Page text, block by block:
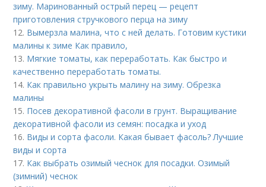
зиму. Маринованный острый перец — рецепт
приготовления стручкового перца на зиму
12. Вымерзла малина, что с ней делать. Готовим кустики
малины к зиме Как правило,
13. Мягкие томаты, как переработать. Как быстро и
качественно переработать томаты.
14. Как правильно укрыть малину на зиму. Обрезка
малины
15. Посев декоративной фасоли в грунт. Выращивание
декоративной фасоли из семян: посадка и уход
16. Виды и сорта фасоли. Какая бывает фасоль? Лучшие
виды и сорта
17. Как выбрать озимый чеснок для посадки. Озимый
(зимний) чеснок